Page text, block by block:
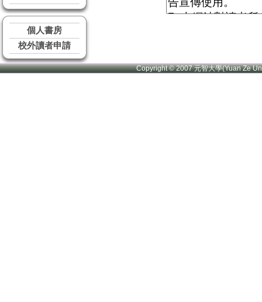
個人書房
校外讀者申請
Copyright © 2007 元智大學(Yuan Ze